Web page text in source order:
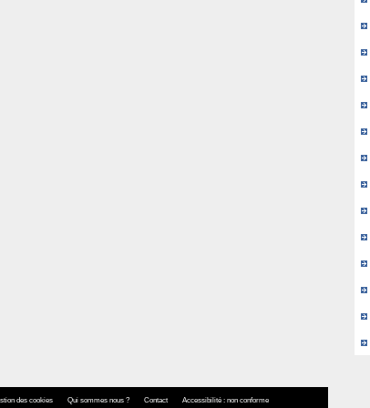
des cookies Qui sommes nous ? Contact Accessibilité : non conforme